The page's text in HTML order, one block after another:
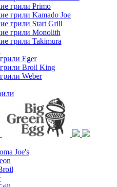
грили Primo
грили Kamado Joe
грили Start Grill
грили Monolith
грили Takimura
Eger
Broil King
Weber
Joe's